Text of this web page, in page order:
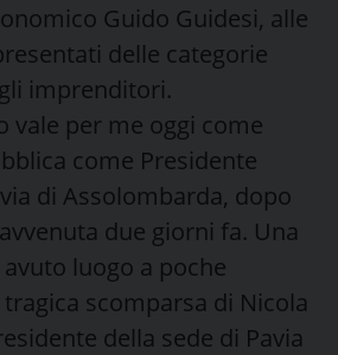
Guido Guidesi, alle
delle categorie
imprenditori.
vale per me oggi come
come Presidente
di Assolombarda, dopo
due giorni fa. Una
luogo a poche
scomparsa di Nicola
della sede di Pavia